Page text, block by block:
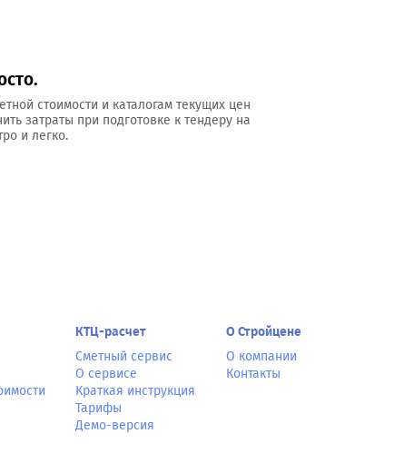
стоимости и каталогам текущих цен
затраты при подготовке к тендеру на
и легко.
КТЦ-расчет
Сметный сервис
О сервисе
Краткая инструкция
Тарифы
Демо-версия
О Стройцене
О компании
Контакты